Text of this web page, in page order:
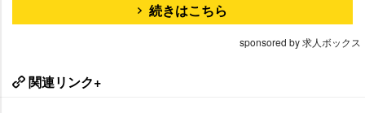
続きはこちら
sponsored by 求人ボックス
関連リンク+